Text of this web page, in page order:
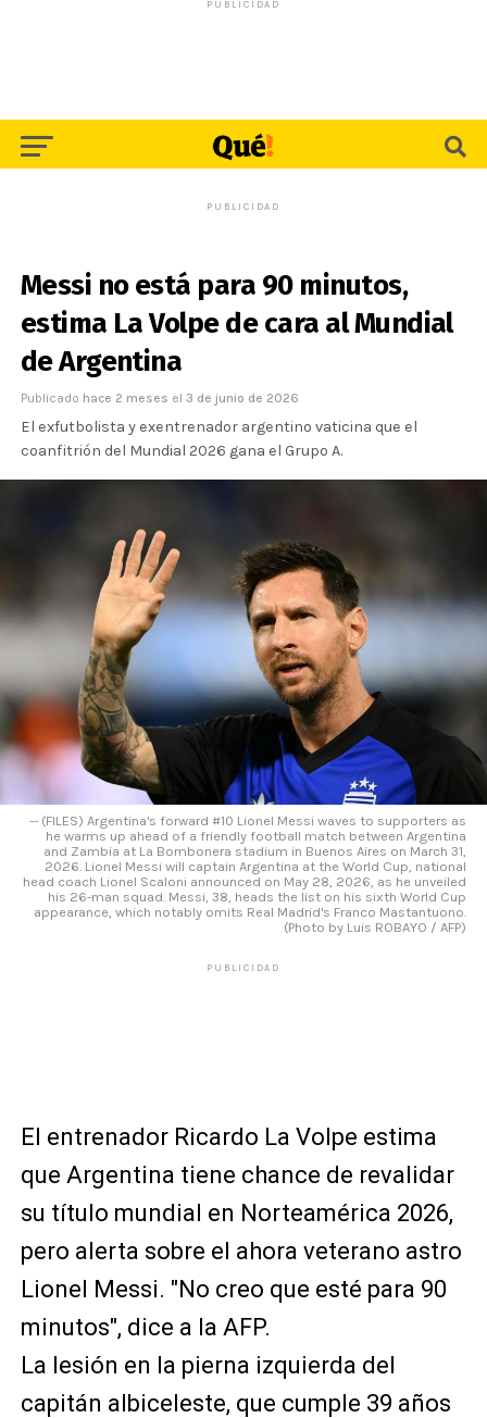
PUBLICIDAD
PUBLICIDAD
Messi no está para 90 minutos,
estima La Volpe de cara al Mundial
de Argentina
Publicado hace 2 meses el 3 de junio de 2026
El exfutbolista y exentrenador argentino vaticina que el
coanfitrión del Mundial 2026 gana el Grupo A.
-- (FILES) Argentina's forward #10 Lionel Messi waves to supporters as
he warms up ahead of a friendly football match between Argentina
and Zambia at La Bombonera stadium in Buenos Aires on March 31,
2026. Lionel Messi will captain Argentina at the World Cup, national
head coach Lionel Scaloni announced on May 28, 2026, as he unveiled
his 26-man squad. Messi, 38, heads the list on his sixth World Cup
appearance, which notably omits Real Madrid's Franco Mastantuono.
(Photo by Luis ROBAYO / AFP)
PUBLICIDAD
El entrenador Ricardo La Volpe estima
que Argentina tiene chance de revalidar
su título mundial en Norteamérica 2026,
pero alerta sobre el ahora veterano astro
Lionel Messi. "No creo que esté para 90
minutos", dice a la AFP.
La lesión en la pierna izquierda del
capitán albiceleste, que cumple 39 años